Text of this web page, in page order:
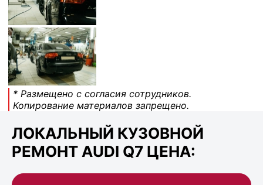
* Размещено с согласия сотрудников.
Копирование материалов запрещено.
ЛОКАЛЬНЫЙ КУЗОВНОЙ
РЕМОНТ AUDI Q7 ЦЕНА: